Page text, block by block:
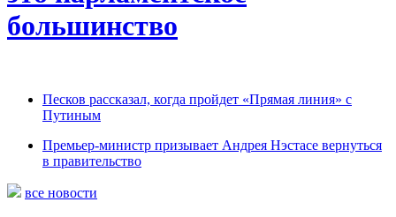
большинство
Песков рассказал, когда пройдет «Прямая линия» с
Путиным
Премьер-министр призывает Андрея Нэстасе вернуться
в правительство
все новости